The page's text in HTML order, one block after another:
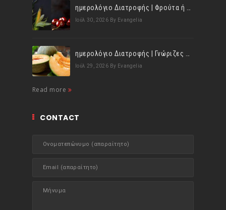
Ιούλ 30, 2026 By Evangelia
Ιούλ 29, 2026 By Evangelia
Read more
CONTACT